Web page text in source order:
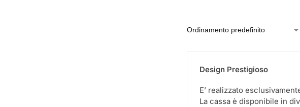
Design Prestigioso
E’ realizzato
La cassa è disponibile in